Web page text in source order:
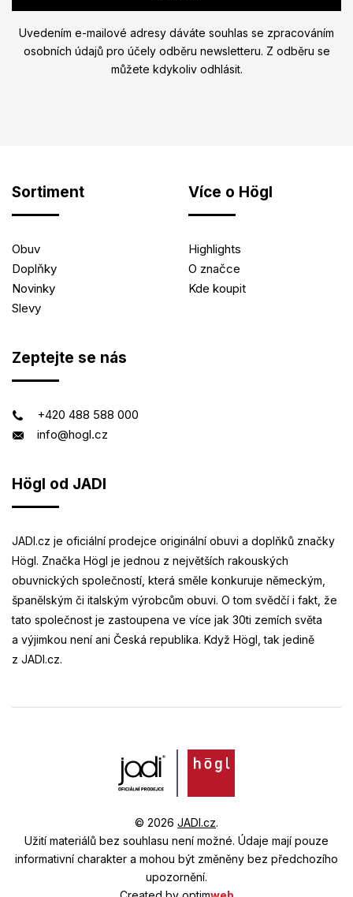
Uvedením e-mailové adresy dáváte souhlas se zpracováním
osobních údajů pro účely odběru newsletteru. Z odběru se
můžete kdykoliv odhlásit.
Sortiment
Obuv
Doplňky
Novinky
Slevy
Více o Högl
Highlights
O značce
Kde koupit
Zeptejte se nás
+420 488 588 000
info@hogl.cz
Högl od JADI
JADI.cz je oficiální prodejce originální obuvi a doplňků značky
Högl. Značka Högl je jednou z největších rakouských
obuvnických společností, která směle konkuruje německým,
španělským či italským výrobcům obuvi. O tom svědčí i fakt, že
tato společnost je zastoupena ve více jak 30ti zemích světa
a výjimkou není ani Česká republika. Když Högl, tak jedině
z JADI.cz.
© 2026 JADI.cz.
Užití materiálů bez souhlasu není možné. Údaje mají pouze
informativní charakter a mohou být změněny bez předchozího
upozornění.